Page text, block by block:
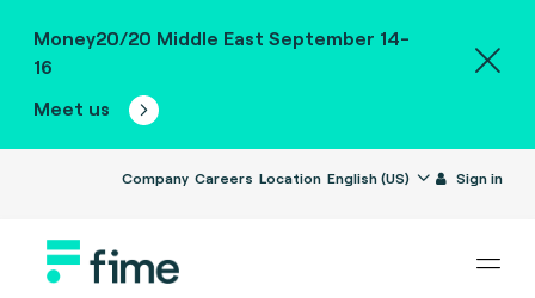
Money20/20 Middle East September 14-
16
Meet us
Company Careers Location English (US) Sign in